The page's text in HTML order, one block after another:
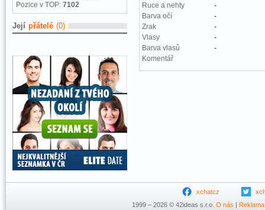
Pozice v TOP: 7102
Její přátelé (0)
Ruce a nehty
-
Barva očí
-
Zrak
-
Vlasy
-
Barva vlasů
-
Komentář
xchatcz
1999 – 2026 © 42ideas s.r.o. O nás | Reklama